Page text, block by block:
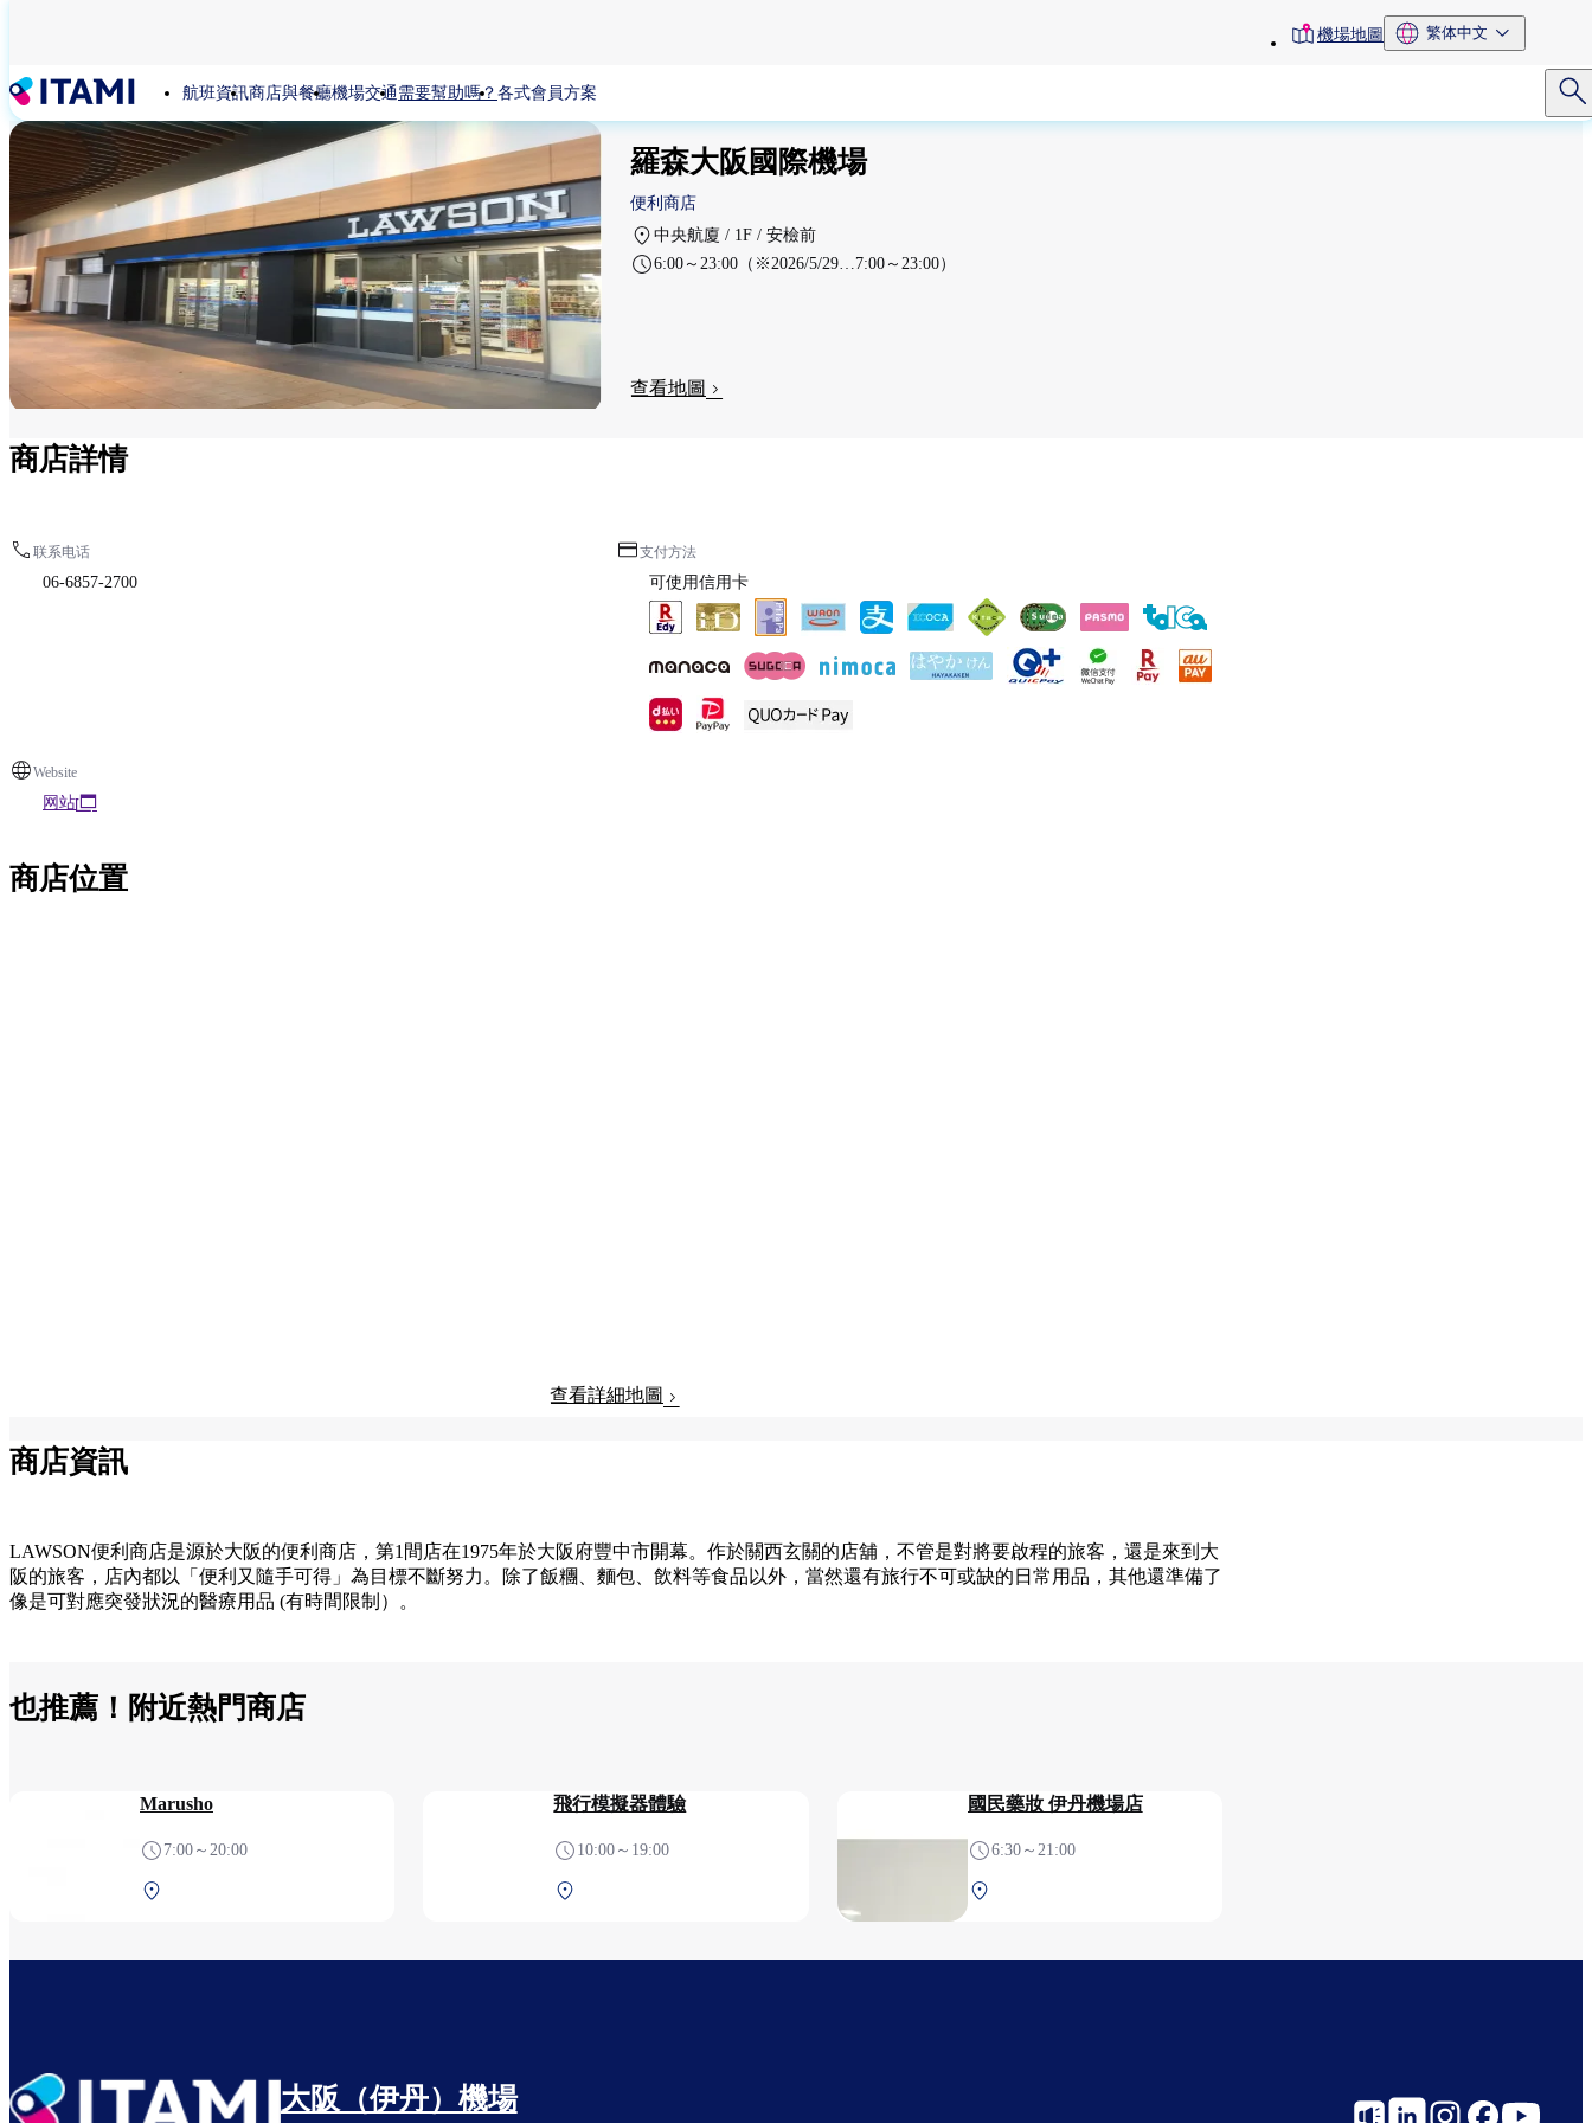
內
容
toolbar機場地圖 繁体中文
航班資訊商店與餐廳機場交通 需要幫助嗎？ 各式會員方案
羅森大阪國際機場
便利商店
中央航廈 / 1F / 安檢前
6:00～23:00（※2026/5/29…7:00～23:00）
查看地圖
商店詳情
联系电话
06‐6857-2700
支付方法
可使用信用卡
Website
网站
商店位置
查看詳細地圖
商店資訊
LAWSON便利商店是源於大阪的便利商店，第1間店在1975年於大阪府豐中市開幕。作於關西玄關的店舖，不管是對將要啟程的旅客，還是來到大
阪的旅客，店內都以「便利又隨手可得」為目標不斷努力。除了飯糰、麵包、飲料等食品以外，當然還有旅行不可或缺的日常用品，其他還準備了
像是可對應突發狀況的醫療用品 (有時間限制）。
也推薦！附近熱門商店
Marusho
7:00～20:00
飛行模擬器體驗
10:00～19:00
國民藥妝 伊丹機場店
6:30～21:00
大阪（伊丹）機場 Social